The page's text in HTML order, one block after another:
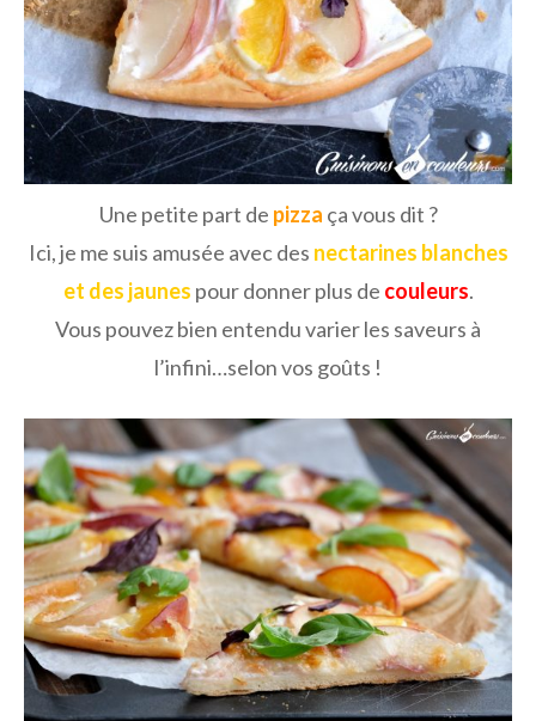
Une petite part de pizza ça vous dit ?
Ici, je me suis amusée avec des nectarines blanches
et des jaunes pour donner plus de couleurs.
Vous pouvez bien entendu varier les saveurs à
l’infini…selon vos goûts !